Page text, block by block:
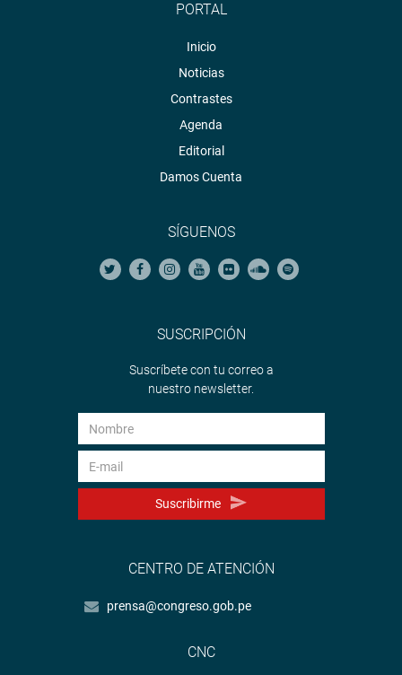
PORTAL
Inicio
Noticias
Contrastes
Agenda
Editorial
Damos Cuenta
SÍGUENOS
SUSCRIPCIÓN
Suscríbete con tu correo a
nuestro newsletter.
Suscribirme
CENTRO DE ATENCIÓN
prensa@congreso.gob.pe
CNC